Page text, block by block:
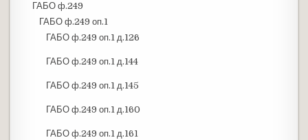
ГАБО ф.249
ГАБО ф.249 оп.1
ГАБО ф.249 оп.1 д.126
ГАБО ф.249 оп.1 д.144
ГАБО ф.249 оп.1 д.145
ГАБО ф.249 оп.1 д.160
ГАБО ф.249 оп.1 д.161